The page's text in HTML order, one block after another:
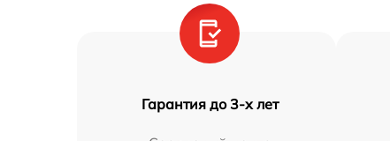
Гарантия до 3-х лет